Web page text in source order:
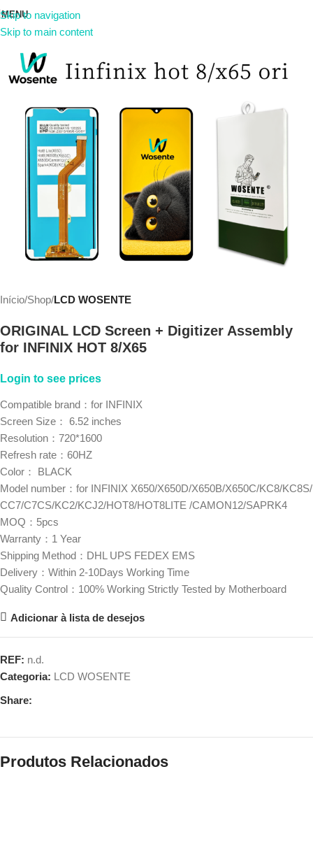
Skip to navigation
Skip to main content
MENU
Início Shop LCD WOSENTE
ORIGINAL LCD Screen + Digitizer Assembly
for INFINIX HOT 8/X65
Login to see prices
Compatible brand：for INFINIX
Screen Size： 6.52 inches
Resolution：720*1600
Refresh rate：60HZ
Color： BLACK
Model number：for INFINIX X650/X650D/X650B/X650C‬‎/KC8/KC8S/‬‎
CC7/‬C7C‬‎S/KC2‬‎/KCJ2/HOT8‬‎/HOT8LITE /CAMON12/SAPRK4
MOQ：5pcs
Warranty：1 Year
Shipping Method：DHL UPS FEDEX EMS
Delivery：Within 2-10Days Working Time
Quality Control：100% Working Strictly Tested by Motherboard
Adicionar à lista de desejos
REF: n.d.
Categoria: LCD WOSENTE
Share:
Produtos Relacionados